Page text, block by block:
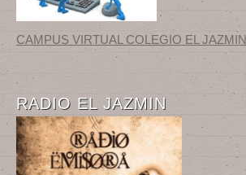
CAMPUS VIRTUAL COLEGIO EL JAZMIN
RADIO EL JAZMIN